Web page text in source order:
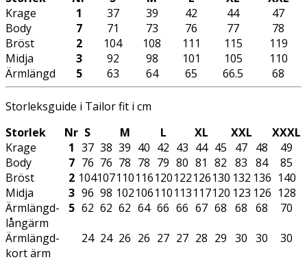
Krage
1 37 39 42 44
47
Body
7 71 73 76 77
78
Bröst
2 104 108 111 115
119
Midja
3 92 98 101 105
110
Ärmlängd
5 63 64 65 66.5 68
Storleksguide i Tailor fit i cm
Storlek
Nr S M L XL XXL
XXXL
Krage
1 37 38 39 40 42 43 44 45 47 48
49
Body
7 76 76 78 78 79 80 81 82 83 84
85
Bröst
2 104107110116120122126130 132 136 140
Midja
3 96 98 102106110113117120 123 126 128
Ärmlängd-
långärm
5 62 62 62 64 66 66 67 68 68 68
70
Ärmlängd-
kort ärm
24 24 26 26 27 27 28 29 30 30 30